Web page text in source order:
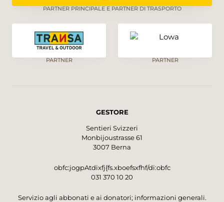
PARTNER PRINCIPALE E PARTNER DI TRASPORTO
PARTNER PARTNER
GESTORE
Sentieri Svizzeri
Monbijoustrasse 61
3007 Berna
obfc:jogpAtdixfj{fs.xboefsxfhf/di:obfc
031 370 10 20
Servizio agli abbonati e ai donatori; informazioni generali.